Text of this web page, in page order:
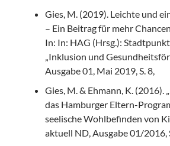
Gies, M. (2019). Leichte und
– Ein Beitrag für mehr
In: In: HAG (Hrsg.):
„Inklusion und
Ausgabe 01, Mai 2019, S. 8,
Gies, M. & Ehmann, K. (2016).
das Hamburger Eltern-
seelische Wohlbefinden von
aktuell ND, Ausgabe 01/2016,